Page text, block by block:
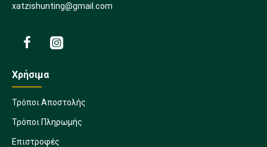
xatzishunting@gmail.com
Χρήσιμα
Τρόποι Αποστολής
Τρόποι Πληρωμής
Επιστροφές